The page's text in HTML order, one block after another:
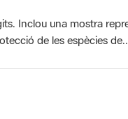
Inclou una mostra
de les espècies